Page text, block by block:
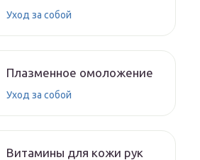
Уход за собой
Плазменное омоложение
Уход за собой
Витамины для кожи рук